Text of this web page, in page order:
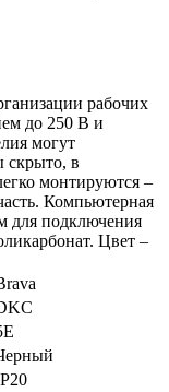
рабочих
до 250 В и
могут
скрыто, в
монтируются –
Компьютерная
для подключения
Цвет –